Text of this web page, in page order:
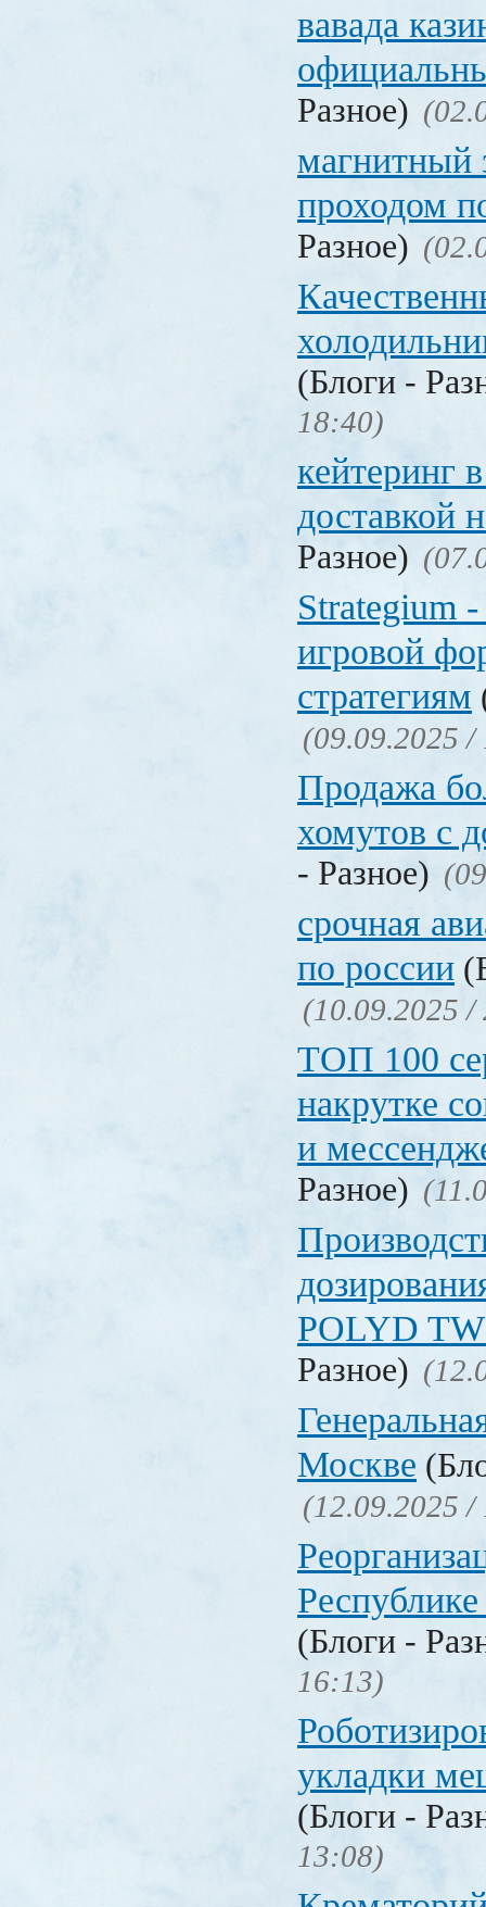
вавада
Разное)
магнитный
проходом
Разное)
(Блоги -
18:40)
кейтеринг
доставкой
Разное)
Strategium
игровой
стратегиям
(09.09.2025 /
Продажа
хомутов с
- Разное)
срочная
по россии
(10.09.2025 /
ТОП 100
накрутке
и
Разное)
POLYD
Разное)
Москве
(12.09.2025 /
(Блоги -
16:13)
укладки
(Блоги -
13:08)